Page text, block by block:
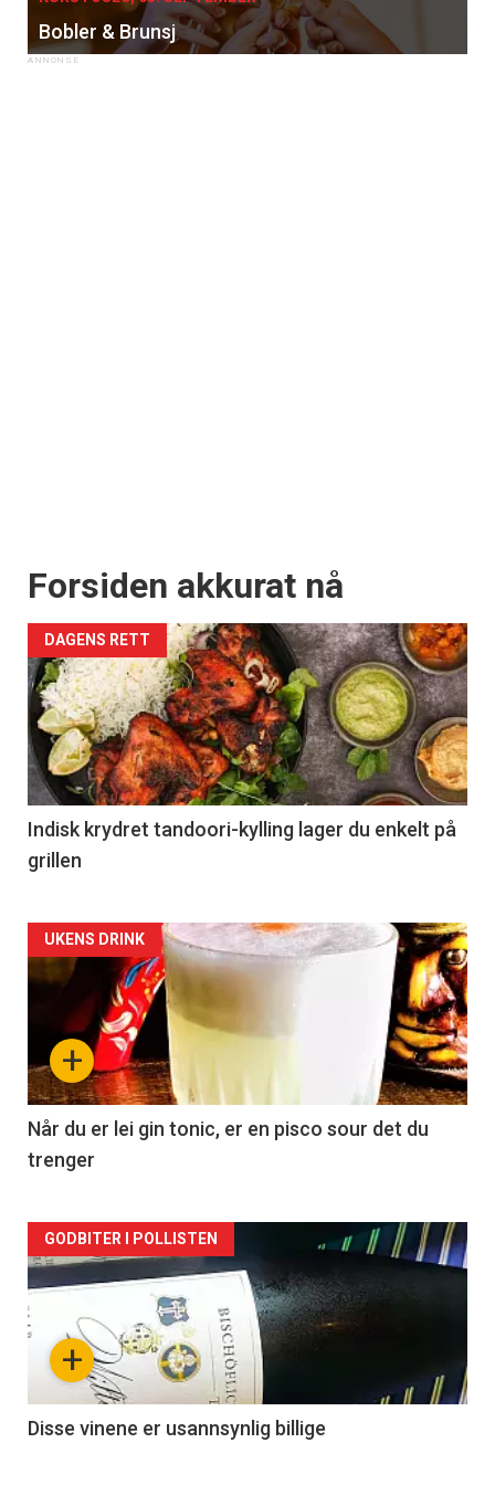
Bobler & Brunsj
Forsiden akkurat nå
DAGENS RETT
Indisk krydret tandoori-kylling lager du enkelt på
grillen
Forsiden
akkurat
nå
-
2
+
UKENS DRINK
Når du er lei gin tonic, er en pisco sour det du
trenger
Forsiden
akkurat
nå
3
+
GODBITER I POLLISTEN
Disse vinene er usannsynlig billige